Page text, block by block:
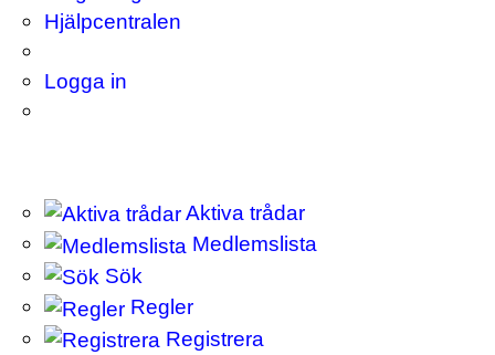
Hjälpcentralen
Logga in
Aktiva trådar
Medlemslista
Sök
Regler
Registrera